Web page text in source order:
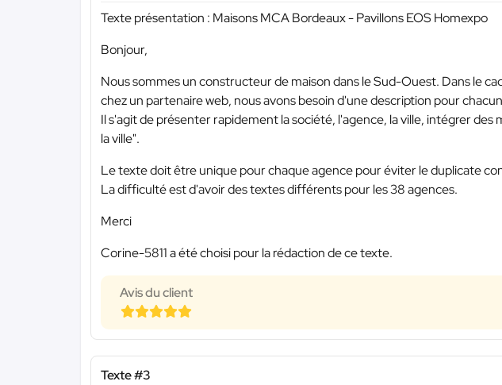
Texte présentation : Maisons MCA Bordeaux - Pavillons EOS Homexpo
Bonjour,
Nous sommes un constructeur de maison dans le Sud-Ouest. Dans le
chez un partenaire web, nous avons besoin d'une description pour
Il s'agit de présenter rapidement la société, l'agence, la ville, intégrer
la ville".
Le texte doit être unique pour chaque agence pour éviter le duplicate
La difficulté est d'avoir des textes différents pour les 38 agences.
Merci
Corine-5811 a été choisi pour la rédaction de ce texte.
Avis du client
Texte #3